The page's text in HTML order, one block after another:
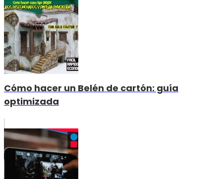
Cómo hacer un Belén de cartón: guía
optimizada